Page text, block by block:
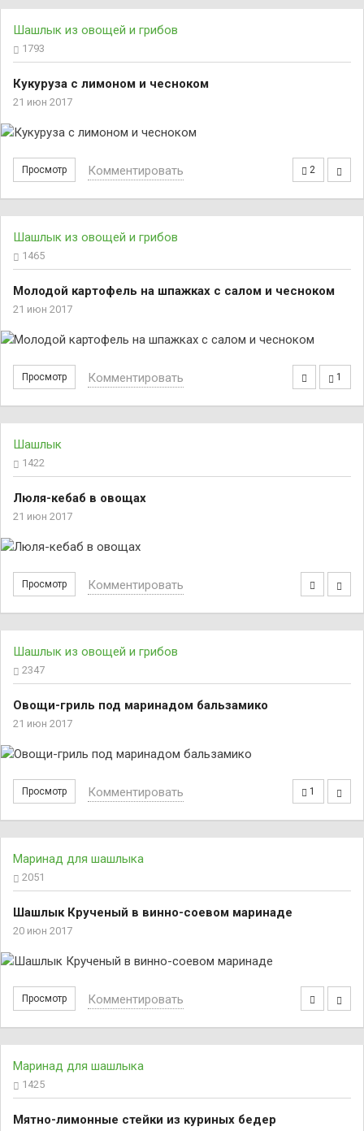
Шашлык из овощей и грибов
1793
Кукуруза с лимоном и чесноком
21 июн 2017
Просмотр 2
Комментировать
Шашлык из овощей и грибов
1465
Молодой картофель на шпажках с салом и чесноком
21 июн 2017
Просмотр 1
Комментировать
Шашлык
1422
Люля-кебаб в овощах
21 июн 2017
Просмотр Комментировать
Шашлык из овощей и грибов
2347
Овощи-гриль под маринадом бальзамико
21 июн 2017
Просмотр 1
Комментировать
Маринад для шашлыка
2051
Шашлык Крученый в винно-соевом маринаде
20 июн 2017
Просмотр Комментировать
Маринад для шашлыка
1425
Мятно-лимонные стейки из куриных бедер